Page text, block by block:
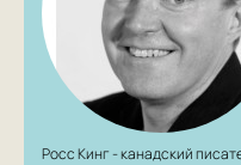
человека,
Веспасиано да
Возрождения.
Росс Кинг - канадский